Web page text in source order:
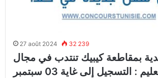
27 août 2024 32 239
بمقاطعة كيبيك تنتدب في مجال
الصحة و التعليم : التسجيل إلى غاية 03 سبتمبر